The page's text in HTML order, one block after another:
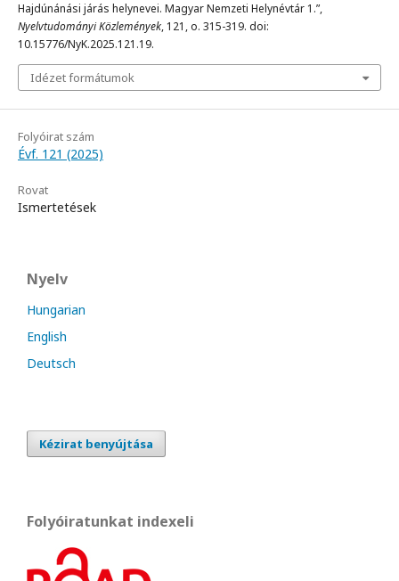
Hajdúnánási járás helynevei. Magyar Nemzeti Helynévtár 1.”,
Nyelvtudományi Közlemények, 121, o. 315-319. doi:
10.15776/NyK.2025.121.19.
Idézet formátumok
Folyóirat szám
Évf. 121 (2025)
Rovat
Ismertetések
Nyelv
Hungarian
English
Deutsch
Kézirat benyújtása
Folyóiratunkat indexeli